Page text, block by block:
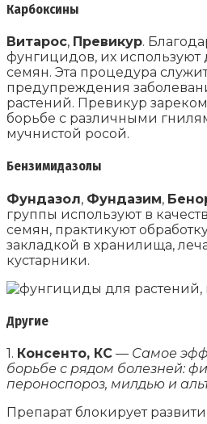
Карбоксины
Витарос, Превикур.
фунгицидов, их используют
семян. Эта процедура
предупреждения
растений. Превикур
борьбе с различными
мучнистой росой.
Бензимидазолы
Фундазол, Фундазим,
группы используют в
семян, практикуют
закладкой в хранилища,
кустарники.
Другие
1. Консенто, КС — Самое
борьбе с рядом болезней:
пероноспороз, милдью и
Препарат блокирует